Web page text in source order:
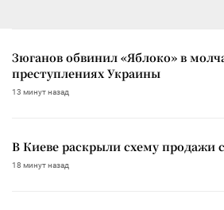
Зюганов обвинил «Яблоко» в
преступлениях Украины
13 минут назад
В Киеве раскрыли схему продажи
18 минут назад